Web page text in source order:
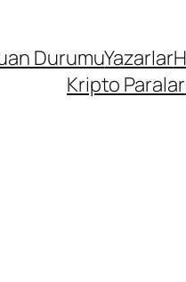
DurumuYazarlar
Kripto Paralar